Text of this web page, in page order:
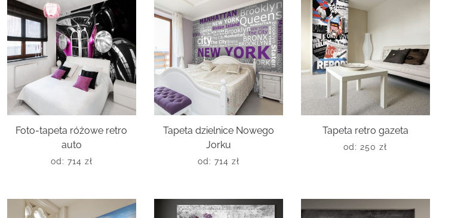
Foto-tapeta różowe retro
auto
od: 714 zł
Tapeta dzielnice Nowego
Jorku
od: 714 zł
Tapeta retro gazeta
od: 250zł